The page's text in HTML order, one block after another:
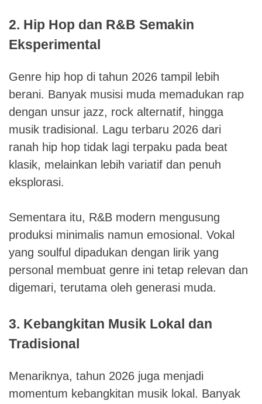
2. Hip Hop dan R&B Semakin
Eksperimental
Genre hip hop di tahun 2026 tampil lebih
berani. Banyak musisi muda memadukan rap
dengan unsur jazz, rock alternatif, hingga
musik tradisional. Lagu terbaru 2026 dari
ranah hip hop tidak lagi terpaku pada beat
klasik, melainkan lebih variatif dan penuh
eksplorasi.
Sementara itu, R&B modern mengusung
produksi minimalis namun emosional. Vokal
yang soulful dipadukan dengan lirik yang
personal membuat genre ini tetap relevan dan
digemari, terutama oleh generasi muda.
3. Kebangkitan Musik Lokal dan
Tradisional
Menariknya, tahun 2026 juga menjadi
momentum kebangkitan musik lokal. Banyak